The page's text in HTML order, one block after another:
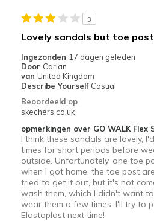
Going Out
Travel
Width
Feels true to
Sizing
Feels true to
View On Shoes
I'm Into Shoes
3
Lovely sandals but toe
Ingezonden 17 dagen geleden
Door Carian
van United Kingdom
Describe Yourself Casual
Beoordeeld op
skechers.co.uk
opmerkingen over GO WALK Flex
I think these sandals are lovely,
times for short periods before
outside. Unfortunately, one toe
when I got home, the toe post
tried to get it out, but it's not
wash them, which I didn't want
wear them a few times. I'll try to
Elastoplast next time!